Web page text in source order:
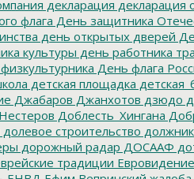
декларация декларация
флага День защитника
день открытых дверей
культуры день работника
День флага
детская площадка
Джабаров Джанхотов дзюдо
Доблесть_Хингана
долевое строительство
дорожный радар ДОСААФ
традиции Евровидение